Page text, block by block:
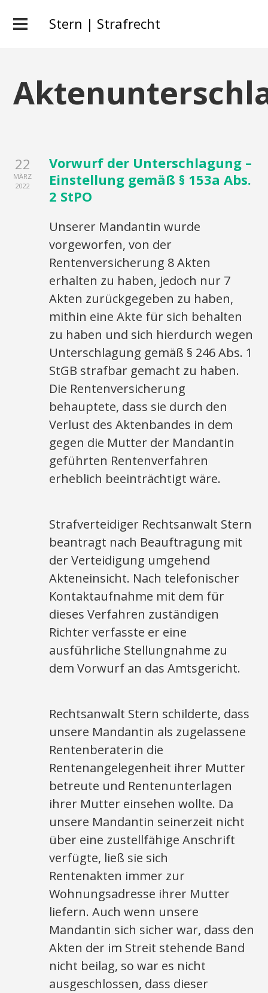
Stern | Strafrecht
22
MÄRZ
2022
Vorwurf der Unterschlagung –
Einstellung gemäß § 153a Abs.
2 StPO
Unserer Mandantin wurde
vorgeworfen, von der
Rentenversicherung 8 Akten
erhalten zu haben, jedoch nur 7
Akten zurückgegeben zu haben,
mithin eine Akte für sich behalten
zu haben und sich hierdurch wegen
Unterschlagung gemäß § 246 Abs. 1
StGB strafbar gemacht zu haben.
Die Rentenversicherung
behauptete, dass sie durch den
Verlust des Aktenbandes in dem
gegen die Mutter der Mandantin
geführten Rentenverfahren
erheblich beeinträchtigt wäre.
Strafverteidiger Rechtsanwalt Stern
beantragt nach Beauftragung mit
der Verteidigung umgehend
Akteneinsicht. Nach telefonischer
Kontaktaufnahme mit dem für
dieses Verfahren zuständigen
Richter verfasste er eine
ausführliche Stellungnahme zu
dem Vorwurf an das Amtsgericht.
Rechtsanwalt Stern schilderte, dass
unsere Mandantin als zugelassene
Rentenberaterin die
Rentenangelegenheit ihrer Mutter
betreute und Rentenunterlagen
ihrer Mutter einsehen wollte. Da
unsere Mandantin seinerzeit nicht
über eine zustellfähige Anschrift
verfügte, ließ sie sich
Rentenakten immer zur
Wohnungsadresse ihrer Mutter
liefern. Auch wenn unsere
Mandantin sich sicher war, dass den
Akten der im Streit stehende Band
nicht beilag, so war es nicht
ausgeschlossen, dass dieser